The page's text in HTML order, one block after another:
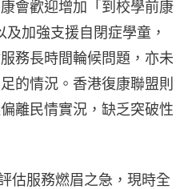
會歡迎增加「到校學前康
加強支援自閉症學童，
務長時間輪候問題，亦未
的情況。香港復康聯盟則
離民情實況，缺乏突破性
估服務燃眉之急，現時全